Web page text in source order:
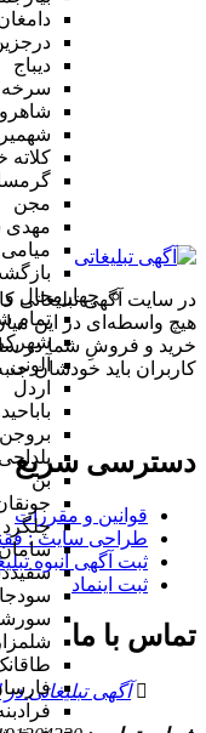
دیباج
سرخه
کلاته
مجن
مهدی
میامی
چهارمحال و
تمام
آلونی
اردل
بروجن
بلداجی
بن
چلگرد
شلمزار
در سایت آگهی تبلیغاتی
هیچ واسطه‌ای در این
خرید و فروشِ شما در
کاربران باید خودشان
دسترسی سریع
قوانین و مقررات
طراحی سایت :
ثبت آگهی انبوه
ثبت اینماد
تماس با ما
آگهی تبلیغاتی در